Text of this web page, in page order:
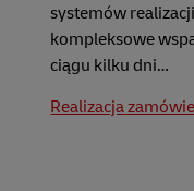
systemów
kompleksowe
ciągu kilku dni…
Realizacja